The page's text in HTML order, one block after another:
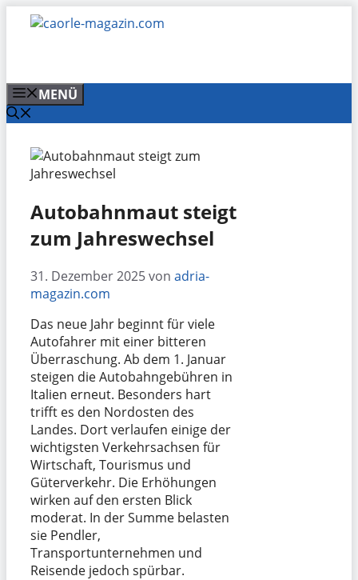
Zum
Inhalt
MENÜ
Autobahnmaut steigt
zum Jahreswechsel
31. Dezember 2025von adria-
magazin.com
Das neue Jahr beginnt für viele
Autofahrer mit einer bitteren
Überraschung. Ab dem 1. Januar
steigen die Autobahngebühren in
Italien erneut. Besonders hart
trifft es den Nordosten des
Landes. Dort verlaufen einige der
wichtigsten Verkehrsachsen für
Wirtschaft, Tourismus und
Güterverkehr. Die Erhöhungen
wirken auf den ersten Blick
moderat. In der Summe belasten
sie Pendler,
Transportunternehmen und
Reisende jedoch spürbar.